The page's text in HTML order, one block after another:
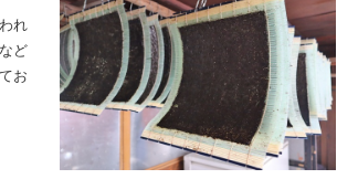
れ
ど
お